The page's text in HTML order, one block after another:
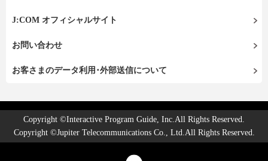
J:COM オフィシャルサイト
お問い合わせ
お客さまのデータ利用･外部送信について
Copyright ©Interactive Program Guide, Inc.All Rights Reserved.
Copyright ©Jupiter Telecommunications Co., Ltd.All Rights Reserved.